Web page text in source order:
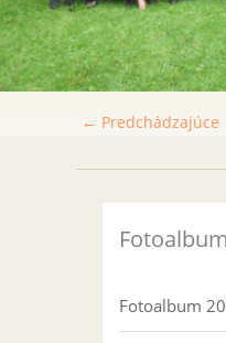
← Predchádzajúce
Fotoalbum
Fotoalbum